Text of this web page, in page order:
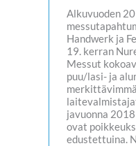
Alkuvuoden
Handwerk ja
19. kerran
Messut
puu/lasi- ja
javuonna
ovat
edustettuina.